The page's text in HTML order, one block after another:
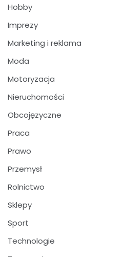
Hobby
Imprezy
Marketing i reklama
Moda
Motoryzacja
Nieruchomości
Obcojęzyczne
Praca
Prawo
Przemysł
Rolnictwo
Sklepy
Sport
Technologie